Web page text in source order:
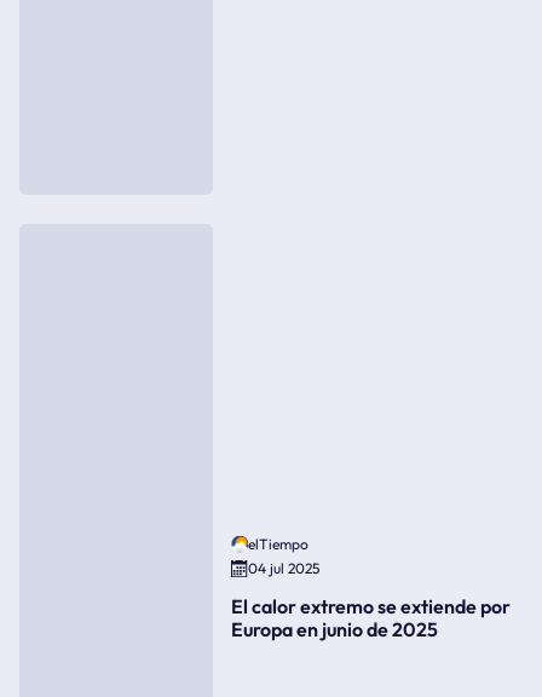
elTiempo
04 jul 2025
El calor extremo se extiende por
Europa en junio de 2025